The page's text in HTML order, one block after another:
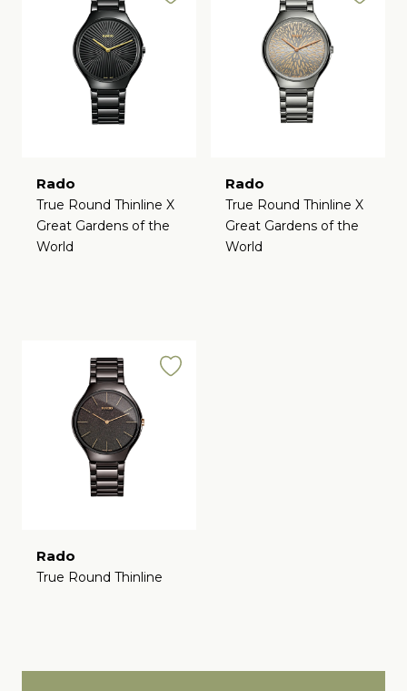
Rado
True Round Thinline X
Great Gardens of the
World
Rado
True Round Thinline X
Great Gardens of the
World
Rado
True Round Thinline